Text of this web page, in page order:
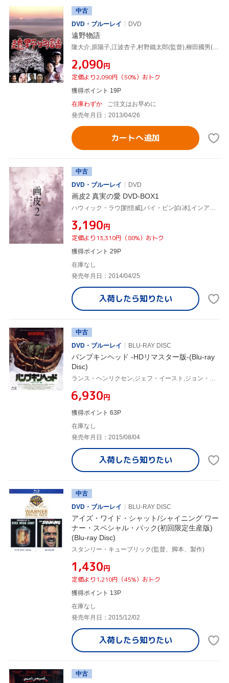
中古
DVD・ブルーレイ
DVD
遠野物語
隆大介,原陽子,江波杏子,村野鐵太郎(監督),柳田國男(原作),阿伊染徳美(原作)
¥2,090円
定価より2,090円（50%）おトク
獲得ポイント 19P
在庫わずか
ご注文はお早めに
発売年月日：2013/04/26
カートへ追加
中古
DVD・ブルーレイ
DVD
画皮2 真実の愛 DVD-BOX1
ハウィック・ラウ[劉愷威],バイ・ビン[白冰],インアル[頴児]
¥3,190円
定価より13,310円（80%）おトク
獲得ポイント 29P
在庫なし
発売年月日：2014/04/25
入荷したら知りたい
中古
DVD・ブルーレイ
BLU-RAY DISC
パンプキンヘッド -HDリマスター版-(Blu-ray
Disc)
ランス・ヘンリクセン,ジェフ・イースト,ジョン・ディアキーノ,スタン・ウィンストン(監督、原案),アレックス・デ・ベネデッティ(製作総指揮),リチャード・ストーン(音楽)
¥6,930円
獲得ポイント 63P
在庫なし
発売年月日：2015/08/04
入荷したら知りたい
中古
DVD・ブルーレイ
BLU-RAY DISC
アイズ・ワイド・シャット/シャイニング ワー
ナー・スペシャル・パック(初回限定生産版)
(Blu-ray Disc)
スタンリー・キューブリック(監督、脚本、製作)
¥1,430円
定価より1,210円（45%）おトク
獲得ポイント 13P
在庫なし
発売年月日：2015/12/02
入荷したら知りたい
中古